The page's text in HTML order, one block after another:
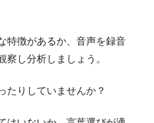
特徴があるか、音声を録音
し分析しましょう。
たりしていませんか？